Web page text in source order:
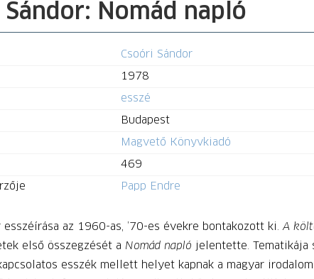
Sándor: Nomád napló
Csoóri Sándor
1978
esszé
Budapest
Magvető Könyvkiadó
469
Papp Endre
esszéírása az 1960-as, ’70-es évekre bontakozott ki. A
első összegzését a Nomád napló jelentette. Tematikája
esszék mellett helyet kapnak a magyar